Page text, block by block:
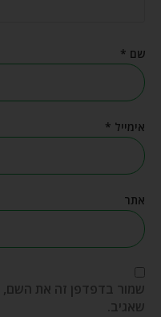
שם *
אימייל *
אתר
שמור בדפדפן זה את השם,
שאגיב.